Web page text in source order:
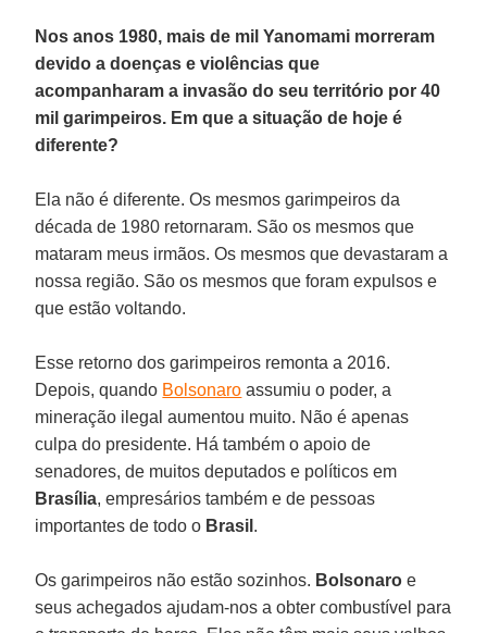
Nos anos 1980, mais de mil Yanomami morreram
devido a doenças e violências que
acompanharam a invasão do seu território por 40
mil garimpeiros. Em que a situação de hoje é
diferente?
Ela não é diferente. Os mesmos garimpeiros da
década de 1980 retornaram. São os mesmos que
mataram meus irmãos. Os mesmos que devastaram a
nossa região. São os mesmos que foram expulsos e
que estão voltando.
Esse retorno dos garimpeiros remonta a 2016.
Depois, quando Bolsonaro assumiu o poder, a
mineração ilegal aumentou muito. Não é apenas
culpa do presidente. Há também o apoio de
senadores, de muitos deputados e políticos em
Brasília, empresários também e de pessoas
importantes de todo o Brasil .
Os garimpeiros não estão sozinhos. Bolsonaro e
seus achegados ajudam-nos a obter combustível para